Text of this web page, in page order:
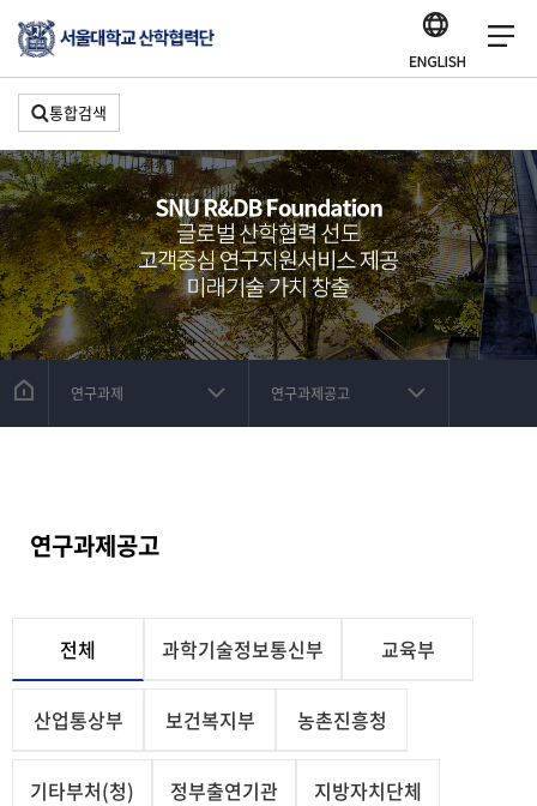
통합검색
연구과제 연구과제공고
연구과제공고
전체 과학기술정보통신부 교육부
산업통상부 보건복지부 농촌진흥청
기타부처(청) 정부출연기관 지방자치단체